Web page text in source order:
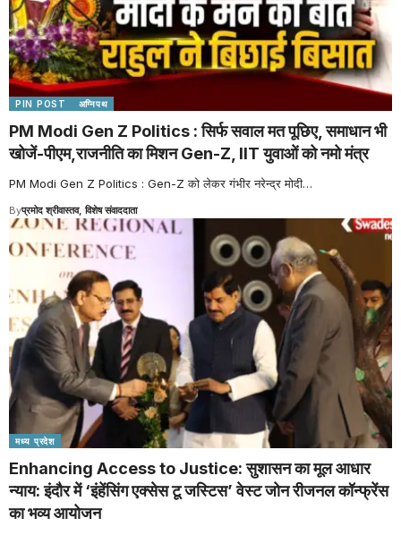
PIN POST अग्निपथ
PM Modi Gen Z Politics : सिर्फ सवाल मत पूछिए, समाधान भी
खोजें-पीएम,राजनीति का मिशन Gen-Z, IIT युवाओं को नमो मंत्र
PM Modi Gen Z Politics : Gen-Z को लेकर गंभीर नरेन्द्र मोदी…
Byप्रमोद श्रीवास्तव, विशेष संवाददाता
मध्य प्रदेश
Enhancing Access to Justice: सुशासन का मूल आधार
न्याय: इंदौर में ‘इंहेंसिंग एक्सेस टू जस्टिस’ वेस्ट जोन रीजनल कॉन्फ्रेंस
का भव्य आयोजन